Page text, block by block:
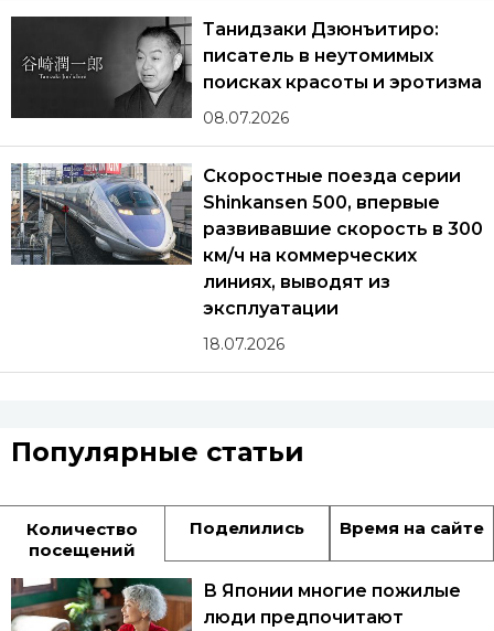
Танидзаки Дзюнъитиро:
писатель в неутомимых
поисках красоты и эротизма
08.07.2026
Скоростные поезда серии
Shinkansen 500, впервые
развивавшие скорость в 300
км/ч на коммерческих
линиях, выводят из
эксплуатации
18.07.2026
Популярные статьи
Количество
посещений
Поделились Время на сайте
В Японии многие пожилые
люди предпочитают